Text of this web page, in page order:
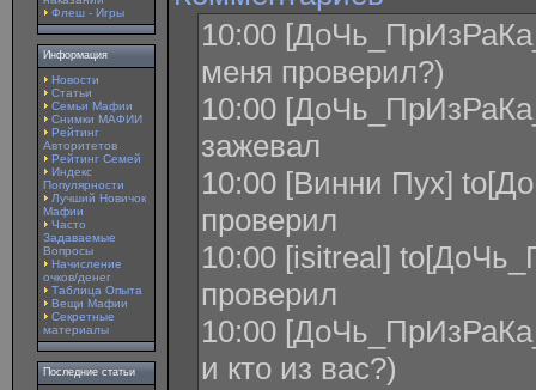
Флеш - Игры
Информация
Новости
Статьи
Семьи Мафии
Снимки МАФИИ
Рейтинг
Авторитетов
Рейтинг Семей
Индекс
Популярности
Лучший Новичок
Мафии
Часто
Задаваемые
Вопросы
Начисление
очков/денег
Таблица Опыта
Вещи Мафии
Секретные
материалы
Последние статьи
10:00
меня проверил?)
10:00
зажевал
10:00 [Винни Пух]
проверил
10:00 [isitreal]
проверил
10:00
и кто из вас?)